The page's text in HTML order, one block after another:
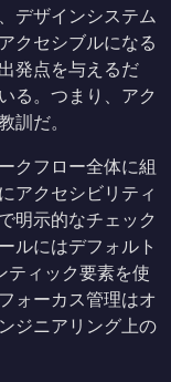
デザインシステム
クセシブルになる
発点を与えるだ
る。つまり、アク
だ。
クフロー全体に組
アクセシビリティ
明示的なチェック
ルにはデフォルト
ティック要素を使
ォーカス管理はオ
ジニアリング上の